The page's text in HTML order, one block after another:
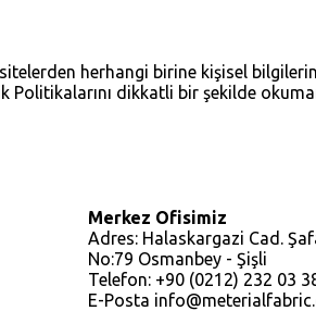
herhangi birine kişisel
dikkatli bir şekilde
Merkez Ofisimiz
Adres: Halaskargazi Cad.
No:79 Osmanbey - Şişli
Telefon: +90 (0212) 232 03
E-Posta